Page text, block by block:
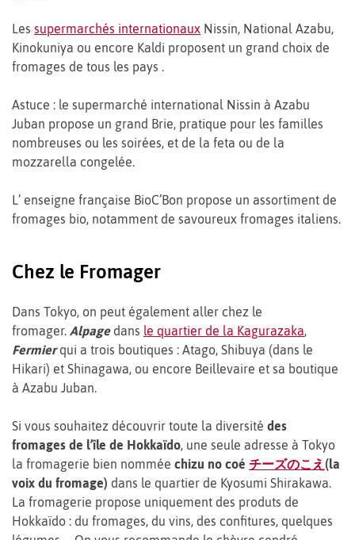
Les supermarchés internationaux Nissin, National Azabu,
Kinokuniya ou encore Kaldi proposent un grand choix de
fromages de tous les pays .
Astuce : le supermarché international Nissin à Azabu
Juban propose un grand Brie, pratique pour les familles
nombreuses ou les soirées, et de la feta ou de la
mozzarella congelée.
L’ enseigne française BioC’Bon propose un assortiment de
fromages bio, notamment de savoureux fromages italiens.
Chez le Fromager
Dans Tokyo, on peut également aller chez le
fromager. Alpagedans le quartier de la Kagurazaka,
Fermierqui a trois boutiques : Atago, Shibuya (dans le
Hikari) et Shinagawa, ou encore Beillevaire et sa boutique
à Azabu Juban.
Si vous souhaitez découvrir toute la diversité des
fromages de l’île de Hokkaïdo, une seule adresse à Tokyo
la fromagerie bien nommée chizu no coé チーズのこえ (la
voix du fromage) dans le quartier de Kyosumi Shirakawa.
La fromagerie propose uniquement des produts de
Hokkaïdo : du fromages, du vins, des confitures, quelques